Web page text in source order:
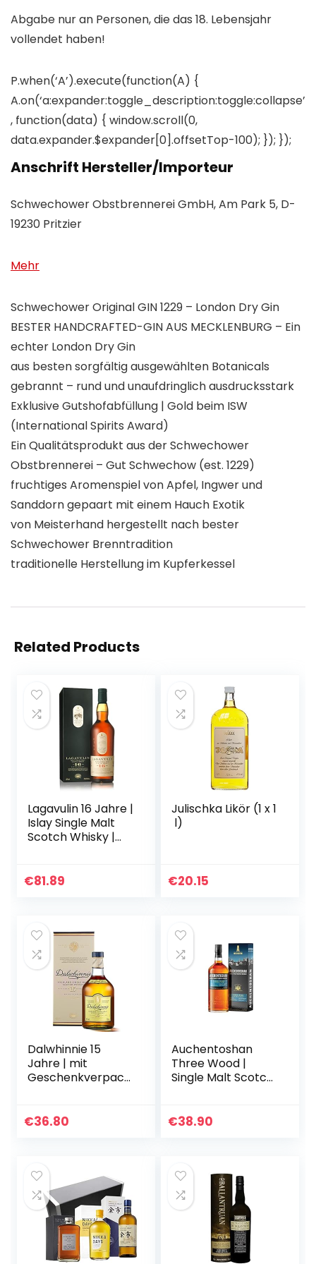
Abgabe nur an Personen, die das 18. Lebensjahr
vollendet haben!
P.when(‘A’).execute(function(A) {
A.on(‘a:expander:toggle_description:toggle:collapse’
, function(data) { window.scroll(0,
data.expander.$expander[0].offsetTop-100); }); });
Anschrift Hersteller/Importeur
Schwechower Obstbrennerei GmbH, Am Park 5, D-
19230 Pritzier
Mehr
Schwechower Original GIN 1229 – London Dry Gin
BESTER HANDCRAFTED-GIN AUS MECKLENBURG – Ein
echter London Dry Gin
aus besten sorgfältig ausgewählten Botanicals
gebrannt – rund und unaufdringlich ausdrucksstark
Exklusive Gutshofabfüllung | Gold beim ISW
(International Spirits Award)
Ein Qualitätsprodukt aus der Schwechower
Obstbrennerei – Gut Schwechow (est. 1229)
fruchtiges Aromenspiel von Apfel, Ingwer und
Sanddorn gepaart mit einem Hauch Exotik
von Meisterhand hergestellt nach bester
Schwechower Brenntradition
traditionelle Herstellung im Kupferkessel
Related Products
Lagavulin 16 Jahre |
Islay Single Malt
Scotch Whisky |
ung |
€81.89
Julischka Likör (1 x 1
l)
€20.15
Dalwhinnie 15
Jahre | mit
Geschenkverpack
den schottischen
€36.80
Auchentoshan
Three Wood |
Single Malt Scotch
ung | 43% Vol |
€38.90